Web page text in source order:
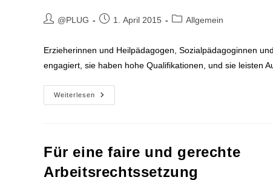
Beitrags-
@PLUG
Beitrag1. April 2015
Beitrags-
Allgemein
Erzieherinnen und Heilpädagogen, Sozialpädagoginnen
engagiert, sie haben hohe Qualifikationen, und sie leisten
Weiterlesen
Sozial
–
Jetzt!
Für eine faire und gerechte
Arbeitsrechtssetzung